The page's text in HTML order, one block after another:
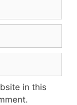
in this